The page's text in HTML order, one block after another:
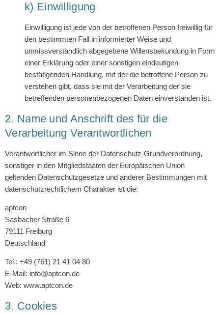
k) Einwilligung
Einwilligung ist jede von der betroffenen Person freiwillig für
den bestimmten Fall in informierter Weise und
unmissverständlich abgegebene Willensbekundung in Form
einer Erklärung oder einer sonstigen eindeutigen
bestätigenden Handlung, mit der die betroffene Person zu
verstehen gibt, dass sie mit der Verarbeitung der sie
betreffenden personenbezogenen Daten einverstanden ist.
2. Name und Anschrift des für die
Verarbeitung Verantwortlichen
Verantwortlicher im Sinne der Datenschutz-Grundverordnung,
sonstiger in den Mitgliedstaaten der Europäischen Union
geltenden Datenschutzgesetze und anderer Bestimmungen mit
datenschutzrechtlichem Charakter ist die:
aptcon
Sasbacher Straße 6
79111 Freiburg
Deutschland
Tel.: +49 (761) 21 41 04 80
E-Mail: info@aptcon.de
Web: www.aptcon.de
3. Cookies